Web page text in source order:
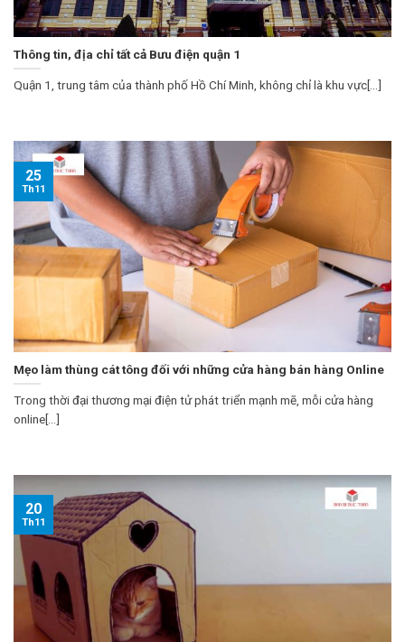
Thông tin, địa chỉ tất cả Bưu điện quận 1
Quận 1, trung tâm của thành phố Hồ Chí Minh, không chỉ là khu vực[...]
Mẹo làm thùng cát tông đối với những cửa hàng bán hàng Online
Trong thời đại thương mại điện tử phát triển mạnh mẽ, mỗi cửa hàng
online[...]
25
Th11
20
Th11